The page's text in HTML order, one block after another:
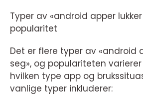
Typer av «android apper
popularitet
Det er flere typer av «android
seg», og populariteten
hvilken type app og
vanlige typer inkluderer: